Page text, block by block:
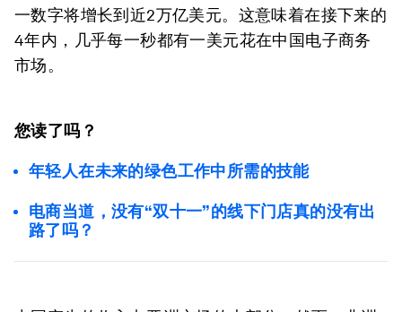
一数字将增长到近2万亿美元。这意味着在接下来的
4年内，几乎每一秒都有一美元花在中国电子商务
市场。
您读了吗？
年轻人在未来的绿色工作中所需的技能
电商当道，没有“双十一”的线下门店真的没有出
路了吗？